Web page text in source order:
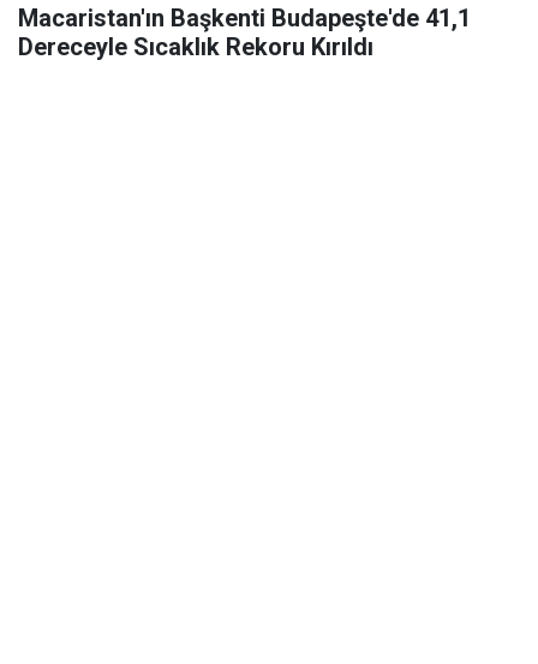
Macaristan'ın Başkenti Budapeşte'de 41,1
Dereceyle Sıcaklık Rekoru Kırıldı